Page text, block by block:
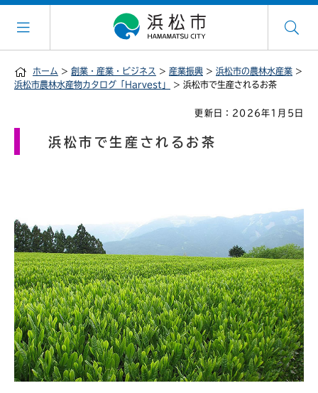
ホーム > 創業・産業・ビジネス > 産業振興 > 浜松市の農林水産業 >
浜松市農林水産物カタログ「Harvest」
> 浜松市で生産されるお茶
更新日：2026年1月5日
浜松市で生産されるお茶